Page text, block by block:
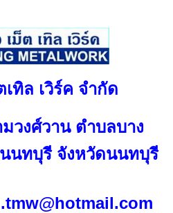
ทิล เวิร์ค จำกัด
วงศ์วาน ตำบลบาง
นนทบุรี จังหวัดนนทบุรี